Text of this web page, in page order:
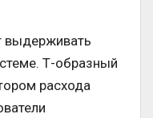
выдерживать
Т-образный
расхода